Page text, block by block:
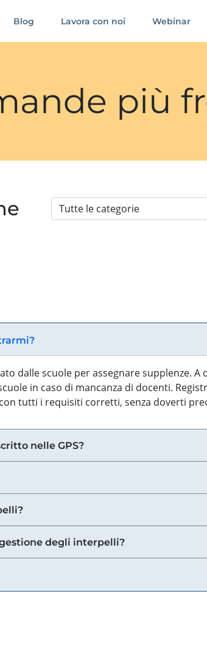
Blog Lavora con noi Webinar
più
dalle scuole per assegnare supplenze. A
in caso di mancanza di docenti.
tutti i requisiti corretti, senza doverti
nelle GPS?
degli interpelli?